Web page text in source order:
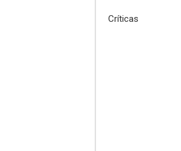
Críticas